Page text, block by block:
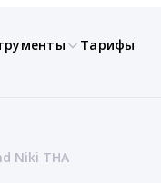
Тарифы
Niki THA